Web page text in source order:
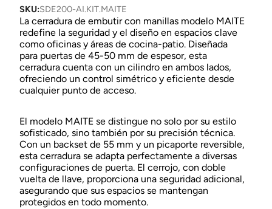
SKU:SDE200-AI.KIT.MAITE
La cerradura de embutir con manillas modelo MAITE
redefine la seguridad y el diseño en espacios clave
como oficinas y áreas de cocina-patio. Diseñada
para puertas de 45-50 mm de espesor, esta
cerradura cuenta con un cilindro en ambos lados,
ofreciendo un control simétrico y eficiente desde
cualquier punto de acceso.
El modelo MAITE se distingue no solo por su estilo
sofisticado, sino también por su precisión técnica.
Con un backset de 55 mm y un picaporte reversible,
esta cerradura se adapta perfectamente a diversas
configuraciones de puerta. El cerrojo, con doble
vuelta de llave, proporciona una seguridad adicional,
asegurando que sus espacios se mantengan
protegidos en todo momento.